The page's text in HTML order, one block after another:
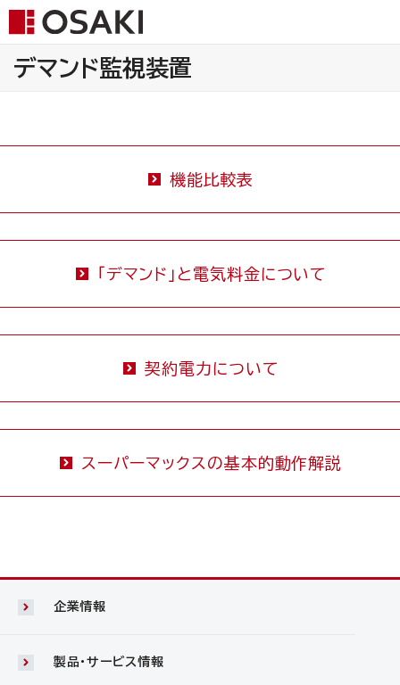
デマンド監視装置
機能比較表
「デマンド」と電気料金について
契約電力について
スーパーマックスの基本的動作解説
企業情報
製品・サービス情報